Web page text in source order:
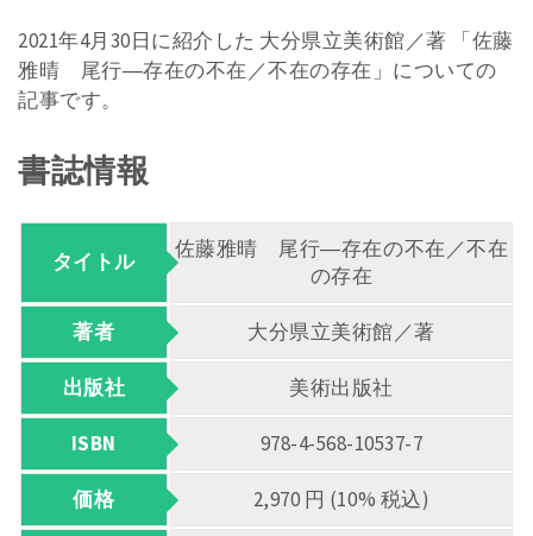
2021年4月30日に紹介した 大分県立美術館／著 「佐藤
雅晴 尾行―存在の不在／不在の存在」についての
記事です。
書誌情報
タイトル
佐藤雅晴 尾行―存在の不在／不在
の存在
著者 大分県立美術館／著
出版社 美術出版社
ISBN 978-4-568-10537-7
価格 2,970 円 (10% 税込)